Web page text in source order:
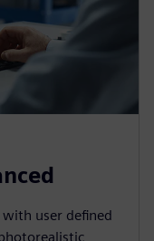
user defined